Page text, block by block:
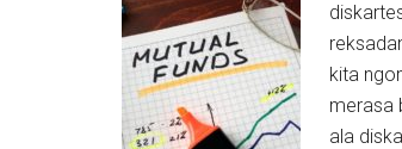
kita
merasa
ala